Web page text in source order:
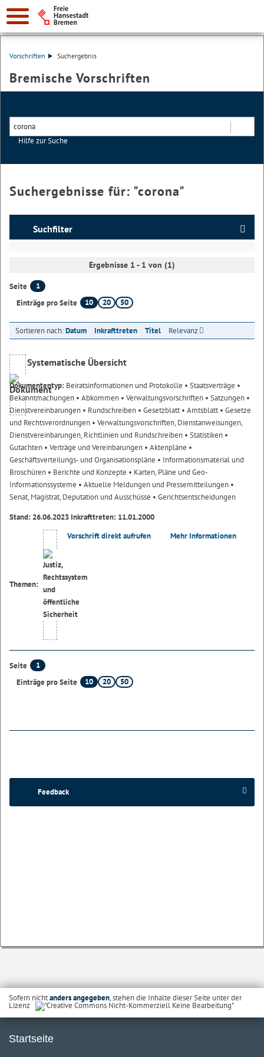
Vorschriften Suchergebnis
Bremische Vorschriften
Hilfe zur Suche
Suchergebnisse für: "corona"
Suchfilter
Ergebnisse 1 - 1 von (1)
Seite
1
Einträge pro Seite
10 20 50
Sortieren nach:Datum Inkrafttreten Titel Relevanz
Systematische Übersicht
Dokumententyp: Beiratsinformationen und Protokolle • Staatsverträge •
Bekanntmachungen • Abkommen • Verwaltungsvorschriften • Satzungen •
Dienstvereinbarungen • Rundschreiben • Gesetzblatt• Amtsblatt• Gesetze
und Rechtsverordnungen • Verwaltungsvorschriften, Dienstanweisungen,
Dienstvereinbarungen, Richtlinien und Rundschreiben • Statistiken •
Gutachten • Verträge und Vereinbarungen • Aktenpläne •
Geschäftsverteilungs- und Organisationspläne • Informationsmaterial und
Broschüren • Berichte und Konzepte • Karten, Pläne und Geo-
Informationssysteme • Aktuelle Meldungen und Pressemitteilungen •
Senat, Magistrat, Deputation und Ausschüsse • Gerichtsentscheidungen
Stand: 26.06.2023 Inkrafttreten: 11.01.2000
Themen:
Vorschrift direkt aufrufen Mehr Informationen
Seite
1
Einträge pro Seite
10 20 50
Feedback
Sofern nichtanders angegeben, stehen die Inhalte dieser Seite unter der
Lizenz
Startseite